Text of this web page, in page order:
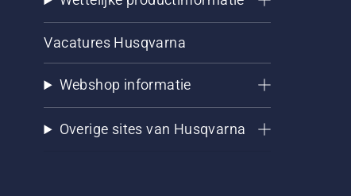
Vacatures Husqvarna
Webshop informatie
Overige sites van Husqvarna